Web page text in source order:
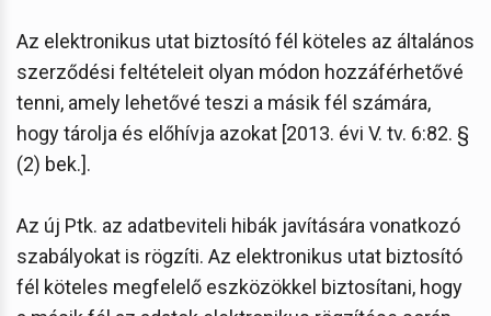
Az elektronikus utat biztosító fél köteles az általános
szerződési feltételeit olyan módon hozzáférhetővé
tenni, amely lehetővé teszi a másik fél számára,
hogy tárolja és előhívja azokat [2013. évi V. tv. 6:82. §
(2) bek.].
Az új Ptk. az adatbeviteli hibák javítására vonatkozó
szabályokat is rögzíti. Az elektronikus utat biztosító
fél köteles megfelelő eszközökkel biztosítani, hogy